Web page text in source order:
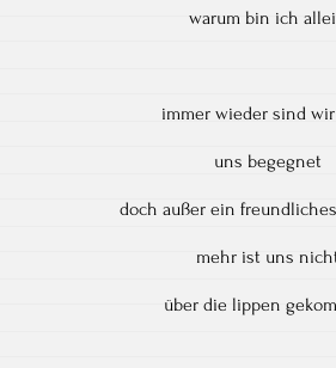
warum bin ich
immer wieder sind
uns begegnet
doch außer ein
mehr ist uns
über die lippen